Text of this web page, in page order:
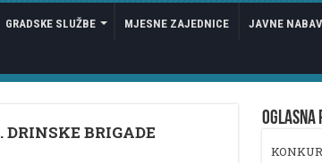
GRADSKE SLUŽBE MJESNE ZAJEDNICE JAVNE
BRIGADE
OGLASNA